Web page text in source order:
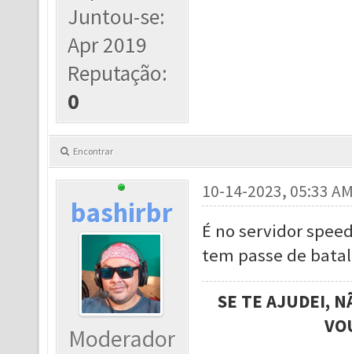
Juntou-se:
Apr 2019
Reputação:
0
Encontrar
bashirbr
Moderador
10-14-2023, 05:33
É no servidor
tem passe de
SE TE AJUDEI,